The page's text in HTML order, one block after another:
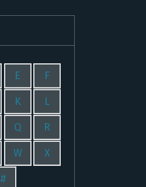
E F
K L
Q R
W X
#